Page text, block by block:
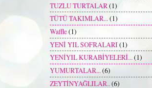
TUZLU TURTALAR (1)
TÜTÜ TAKIMLAR...(1)
Waffle(1)
YENİ YIL SOFRALARI(1)
YENİYIL KURABİYELERİ...(1)
YUMURTALAR...(6)
ZEYTİNYAĞLILAR.. (6)